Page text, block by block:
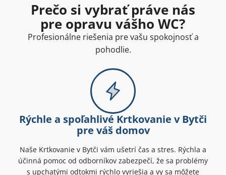
Prečo si vybrať práve nás
pre opravu vášho WC?
Profesionálne riešenia pre vašu spokojnosť a
pohodlie.
Rýchle a spoľahlivé Krtkovanie v Bytči
pre váš domov
Naše Krtkovanie v Bytči vám ušetrí čas a stres. Rýchla a
účinná pomoc od odborníkov zabezpečí, že sa problémy
s upchatými odtokmi rýchlo vyriešia a vy sa môžete